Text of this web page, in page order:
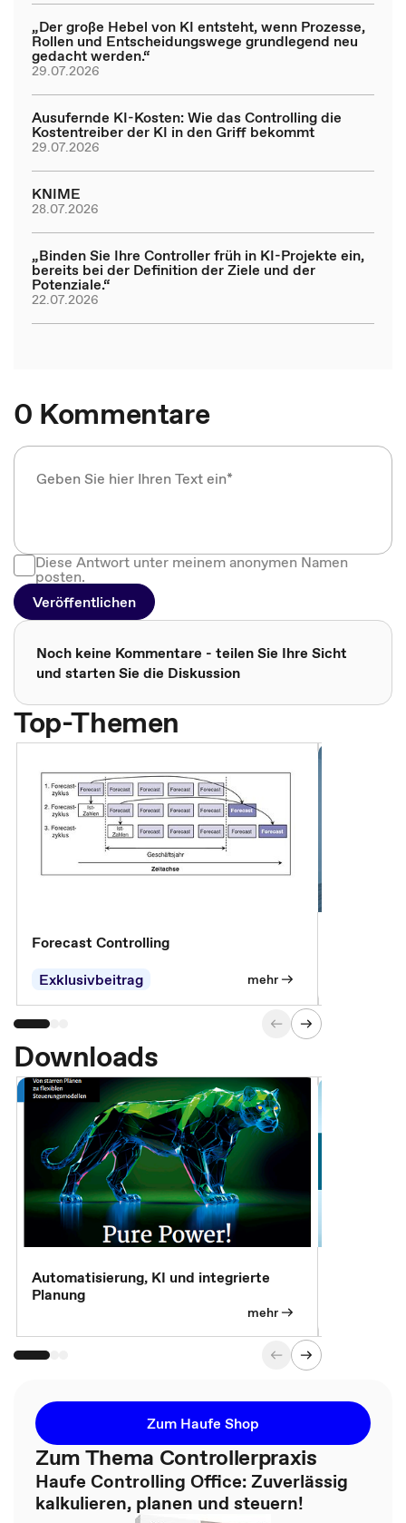
„Der große Hebel von KI entsteht, wenn Prozesse,
Rollen und Entscheidungswege grundlegend neu
gedacht werden.“
29.07.2026
Ausufernde KI-Kosten: Wie das Controlling die
Kostentreiber der KI in den Griff bekommt
29.07.2026
KNIME
28.07.2026
„Binden Sie Ihre Controller früh in KI-Projekte ein,
bereits bei der Definition der Ziele und der
Potenziale.“
22.07.2026
0 Kommentare
Diese Antwort unter meinem anonymen Namen
posten.
Veröffentlichen
Noch keine Kommentare - teilen Sie Ihre Sicht
und starten Sie die Diskussion
Top-Themen
Forecast Controlling
Exklusivbeitrag
mehr
Downloads
Automatisierung, KI und integrierte
Planung
mehr
Zum Haufe Shop
Zum Thema Controllerpraxis
Haufe Controlling Office: Zuverlässig
kalkulieren, planen und steuern!